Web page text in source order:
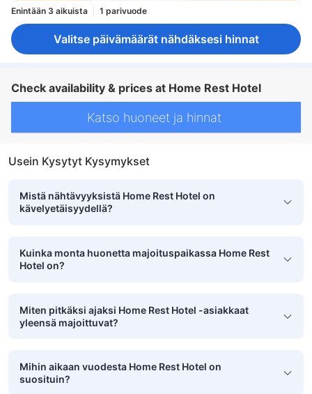
Enintään 3 aikuista 1 parivuode
Valitse päivämäärät nähdäksesi hinnat
Check availability & prices at Home Rest Hotel
Katso huoneet ja hinnat
Usein Kysytyt Kysymykset
Mistä nähtävyyksistä Home Rest Hotel on
kävelyetäisyydellä?
Kuinka monta huonetta majoituspaikassa Home Rest
Hotel on?
Miten pitkäksi ajaksi Home Rest Hotel -asiakkaat
yleensä majoittuvat?
Mihin aikaan vuodesta Home Rest Hotel on
suosituin?